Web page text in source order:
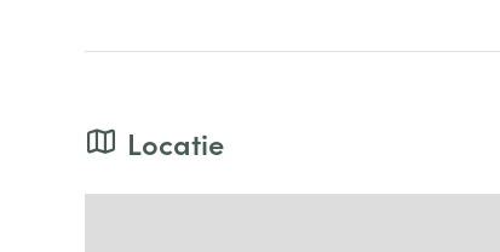
Locatie